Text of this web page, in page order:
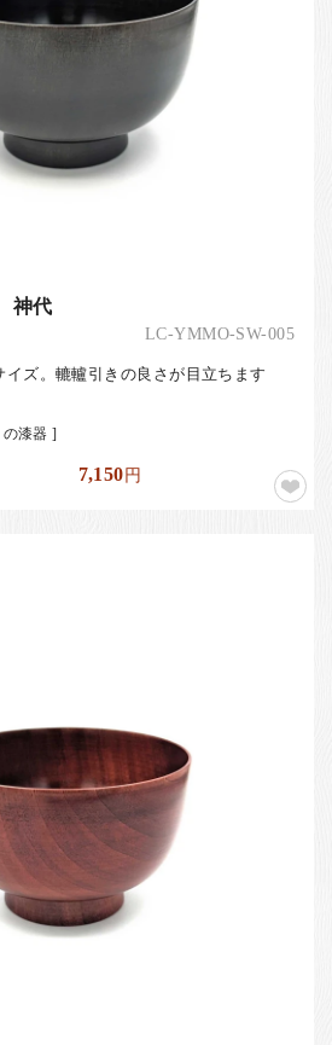
神代
LC-YMMO-SW-005
ズ。轆轤引きの良さが目立ちます
漆器 ]
7,150円